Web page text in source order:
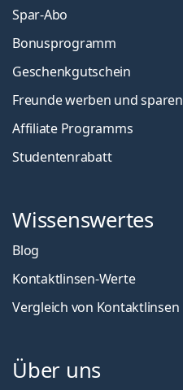
Spar-Abo
Bonusprogramm
Geschenkgutschein
Freunde werben und sparen
Affiliate Programms
Studentenrabatt
Wissenswertes
Blog
Kontaktlinsen-Werte
Vergleich von Kontaktlinsen
Über uns